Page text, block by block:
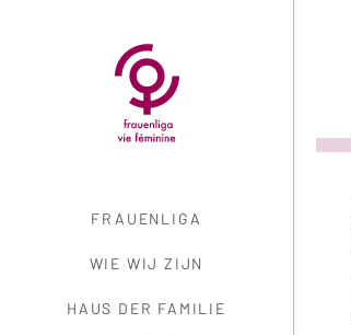
NAVIGATION
FRAUENLIGA
WIE WIJ ZIJN
HAUS DER FAMILIE